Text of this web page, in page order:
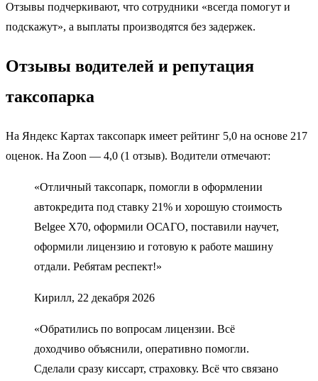
Отзывы подчеркивают, что сотрудники «всегда помогут и
подскажут», а выплаты производятся без задержек.
Отзывы водителей и репутация
таксопарка
На Яндекс Картах таксопарк имеет рейтинг 5,0 на основе 217
оценок. На Zoon — 4,0 (1 отзыв). Водители отмечают:
«Отличный таксопарк, помогли в оформлении
автокредита под ставку 21% и хорошую стоимость
Belgee X70, оформили ОСАГО, поставили научет,
оформили лицензию и готовую к работе машину
отдали. Ребятам респект!»
Кирилл, 22 декабря 2026
«Обратились по вопросам лицензии. Всё
доходчиво объяснили, оперативно помогли.
Сделали сразу киссарт, страховку. Всё что связано